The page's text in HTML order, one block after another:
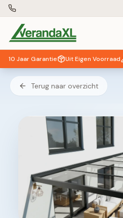
10 Jaar Garantie Uit Eigen Voorraad
Terug naar overzicht